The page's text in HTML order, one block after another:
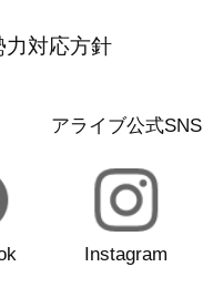
力対応方針
アライブ公式SNS
Instagram